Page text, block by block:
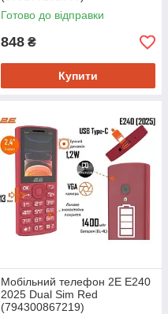
Готово до відправки
848 ₴
Купити
Мобiльний телефон 2E E240
2025 Dual Sim Red
(794300867219)